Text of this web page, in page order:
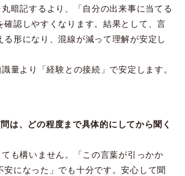
暗記するより、「自分の出来事に当てる
確認しやすくなります。結果として、言
る形になり、混線が減って理解が安定し
量より「経験との接続」で安定します。
は、どの程度まで具体的にしてから聞く
も構いません。「この言葉が引っかか
安になった」でも十分です。安心して聞